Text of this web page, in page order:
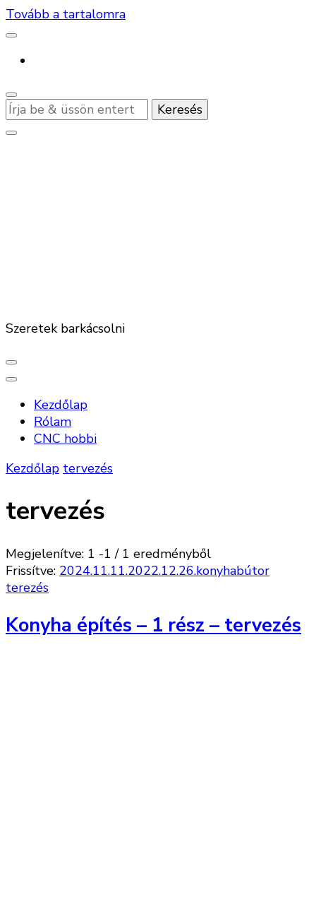
Tovább a tartalomra
Keres
valamit?
Szeretek barkácsolni
Kezdőlap
Rólam
CNC hobbi
Kezdőlap tervezés
tervezés
Megjelenítve: 1 -1 / 1 eredményből
Frissítve: 2024.11.11.2022.12.26.konyhabútor
terezés
Konyha építés – 1 rész – tervezés